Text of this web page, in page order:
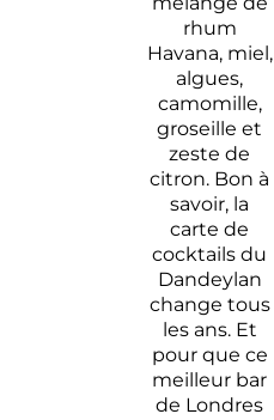
rhum
Havana, miel,
algues,
camomille,
groseille et
zeste de
citron. Bon à
savoir, la
carte de
cocktails du
Dandeylan
change tous
les ans. Et
pour que ce
meilleur bar
de Londres